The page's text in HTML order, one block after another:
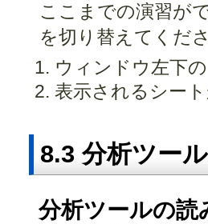
ここまでの演習が
を切り替えてくださ
ウィンドウ左下
表示されるシー
8.3 分析ツー
分析ツールの読